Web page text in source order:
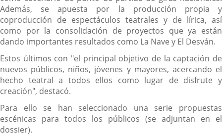
Además, se apuesta por la producción propia y
coproducción de espectáculos teatrales y de lírica, así
como por la consolidación de proyectos que ya están
dando importantes resultados como La Nave y El Desván.
Estos últimos con "el principal objetivo de la captación de
nuevos públicos, niños, jóvenes y mayores, acercando el
hecho teatral a todos ellos como lugar de disfrute y
creación", destacó.
Para ello se han seleccionado una serie propuestas
escénicas para todos los públicos (se adjuntan en el
dossier).